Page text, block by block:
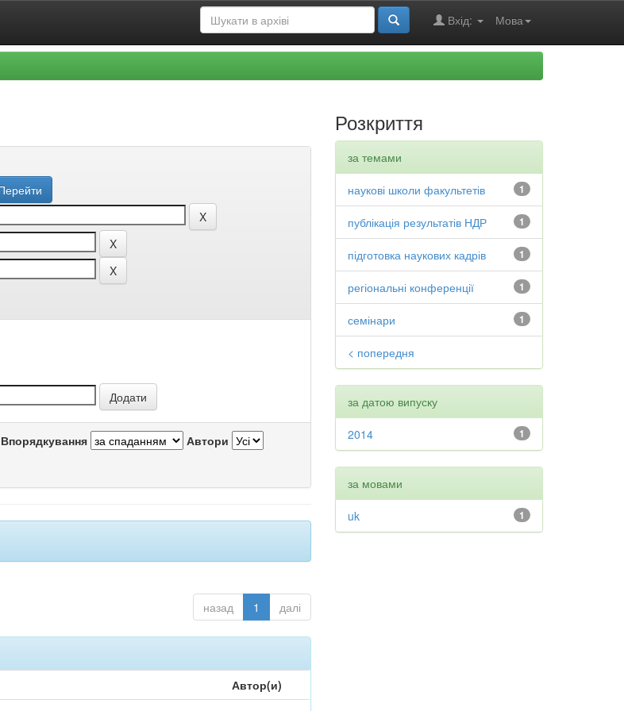
Мова
Вхід:
Впорядкування Автори
назад 1 далі
Автор(и)
Розкриття
за темами
1
наукові школи факультетів
1
публікація результатів НДР
1
підготовка наукових кадрів
1
регіональні конференції
1
семінари
< попередня
за датою випуску
1
2014
за мовами
1
uk